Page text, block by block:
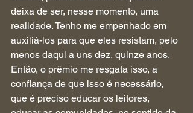
deixa de ser, nesse momento, uma
realidade. Tenho me empenhado em
auxiliá-los para que eles resistam, pelo
menos daqui a uns dez, quinze anos.
Então, o prêmio me resgata isso, a
confiança de que isso é necessário,
que é preciso educar os leitores,